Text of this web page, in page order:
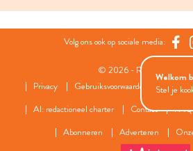
Volg ons ook op sociale media:
© 2026 - Roularta Media
Privacy
Gebruiksvoorwaarden Cookies
AI: redactioneel charter
Contact FAQ
Abonneren
Adverteren
Welkom
Stel je